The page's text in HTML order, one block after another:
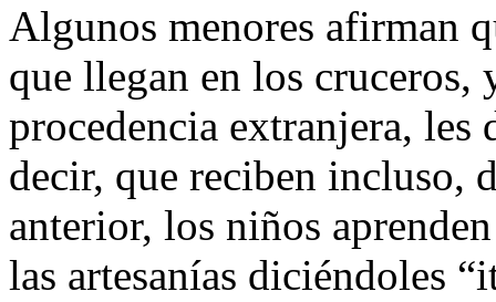
Algunos menores afirman
que llegan en los cruceros,
procedencia extranjera, les
decir, que reciben incluso,
anterior, los niños
las artesanías diciéndoles